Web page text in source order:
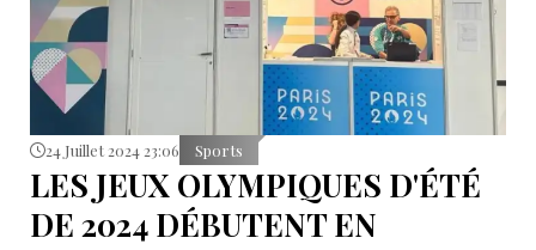
24 Juillet 2024 23:06 Sports
LES JEUX OLYMPIQUES D'ÉTÉ
DE 2024 DÉBUTENT EN